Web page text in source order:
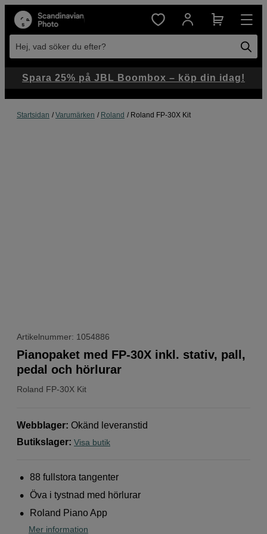
Hej, vad söker du efter?
Startsidan Varumärken Roland Roland FP-30X Kit
Artikelnummer: 1054886
Roland FP-30X Kit
Pianopaket med FP-30X inkl. stativ, pall,
pedal och hörlurar
Webblager: Okänd leveranstid
Butikslager: Visa butik
88 fullstora tangenter
Öva i tystnad med hörlurar
Roland Piano App
Mer information
Spara 25% på JBL Boombox – köp din idag!